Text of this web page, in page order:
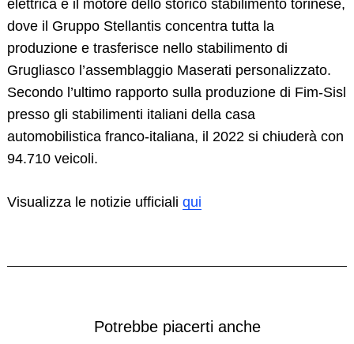
elettrica è il motore dello storico stabilimento torinese,
dove il Gruppo Stellantis concentra tutta la
produzione e trasferisce nello stabilimento di
Grugliasco l’assemblaggio Maserati personalizzato.
Secondo l’ultimo rapporto sulla produzione di Fim-Sisl
presso gli stabilimenti italiani della casa
automobilistica franco-italiana, il 2022 si chiuderà con
94.710 veicoli.
Visualizza le notizie ufficiali qui
Potrebbe piacerti anche